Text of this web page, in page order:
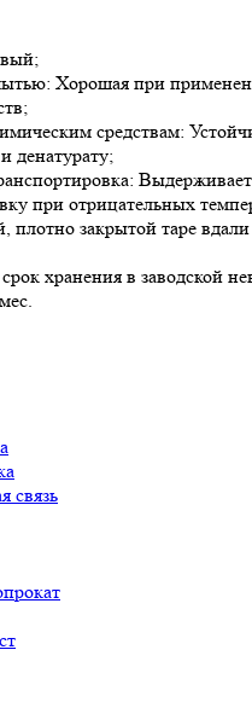
Хорошая при
средствам:
денатурату;
при отрицательных
плотно закрытой таре
хранения в заводской
связь